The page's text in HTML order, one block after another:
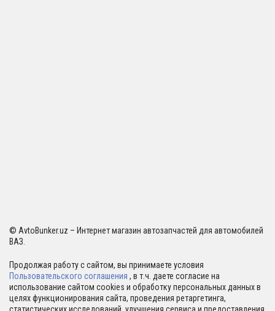
© AvtoBunker.uz – Интернет магазин автозапчастей для автомобилей
ВАЗ.
Продолжая работу с сайтом, вы принимаете условия
Пользовательского соглашения , в т.ч. даете согласие на
использование сайтом cookies и обработку персональных данных в
целях функционирования сайта, проведения ретаргетинга,